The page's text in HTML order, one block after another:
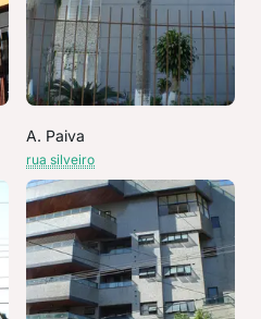
A. Paiva
rua silveiro